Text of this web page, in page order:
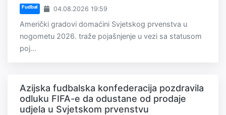
Fudbal 04.08.2026 19:59
Američki gradovi domaćini Svjetskog prvenstva u
nogometu 2026. traže pojašnjenje u vezi sa statusom
poj...
Azijska fudbalska konfederacija pozdravila
odluku FIFA-e da odustane od prodaje
udjela u Svjetskom prvenstvu